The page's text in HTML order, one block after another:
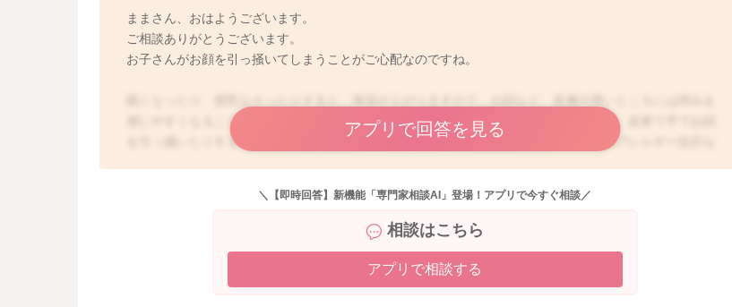
ままさん、おはようございます。
ご相談ありがとうございます。
お子さんがお顔を引っ掻いてしまうことがご心配なのですね。
感じやすくなることがあります。またおっしゃるように、手をよく動かすようになれば、反射で手でお顔
を引っ掻いたりすることはよくありますね。稀にかゆみや違和感があったり、一過性のアレルギー反応な
とはよくあります。乾燥などで痒みが出てしまう場合もありますが、お子さんの癖という場合も多いの
で、なかなかやめさせることは難しい場合もあるのかもしれませんね。お子さんが擦ってしまうのであれ
ば、こまめに保湿なさると良いかと思いますよ。ポイントは、予防的に、擦る前につけていただく方がい
いかと思いますよ。ワセリンでしたら、目に入ってしまったとしても問題ないですので、たっぷりつけて
いただくと、多少擦っても、皮膚の保護になるかと思います。よろしければお試しくださいね。ママさん
アプリで回答を見る
＼【即時回答】新機能「専門家相談AI」登場！アプリで今すぐ相談／
相談はこちら
アプリで相談する